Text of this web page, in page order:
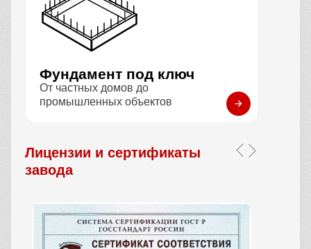
Фундамент под ключ
От частных домов до
промышленных объектов
Лицензии и сертификаты
завода